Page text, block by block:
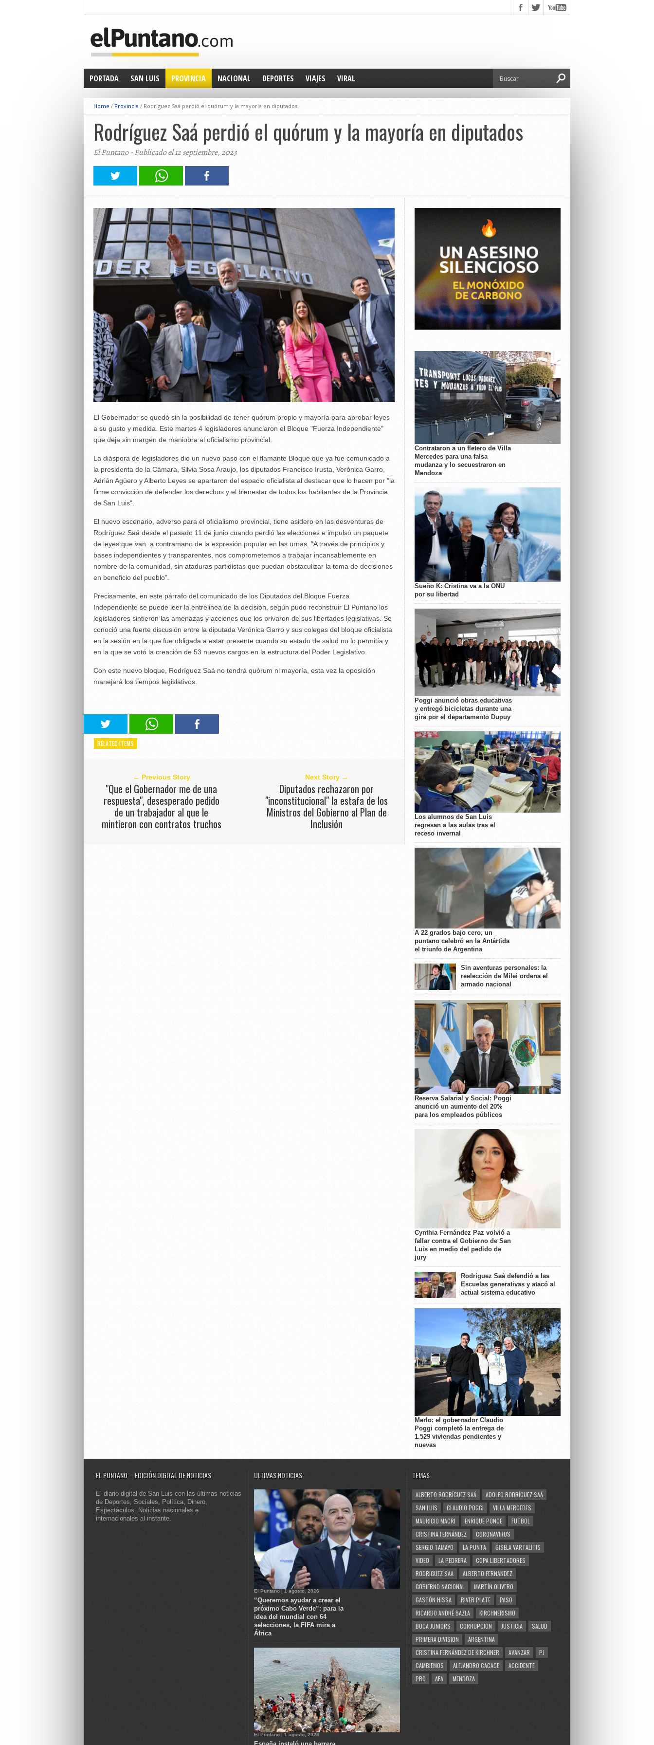
PORTADA SAN LUIS PROVINCIA NACIONAL DEPORTES VIAJES VIRAL
Home / Provincia / Rodríguez Saá perdió el quórum y la mayoría en diputados
Rodríguez Saá perdió el quórum y la mayoría en diputados
El Puntano - Publicado el 12 septiembre, 2023
El Gobernador se quedó sin la posibilidad de tener quórum propio y mayoría para aprobar leyes
a su gusto y medida. Este martes 4 legisladores anunciaron el Bloque "Fuerza Independiente"
que deja sin margen de maniobra al oficialismo provincial.
La diáspora de legisladores dio un nuevo paso con el flamante Bloque que ya fue comunicado a
la presidenta de la Cámara, Silvia Sosa Araujo, los diputados Francisco Irusta, Verónica Garro,
Adrián Agüero y Alberto Leyes se apartaron del espacio oficialista al destacar que lo hacen por "la
firme convicción de defender los derechos y el bienestar de todos los habitantes de la Provincia
de San Luis".
El nuevo escenario, adverso para el oficialismo provincial, tiene asidero en las desventuras de
Rodríguez Saá desde el pasado 11 de junio cuando perdió las elecciones e impulsó un paquete
de leyes que van a contramano de la expresión popular en las urnas. "A través de principios y
bases independientes y transparentes, nos comprometemos a trabajar incansablemente en
nombre de la comunidad, sin ataduras partidistas que puedan obstaculizar la toma de decisiones
en beneficio del pueblo”.
Precisamente, en este párrafo del comunicado de los Diputados del Bloque Fuerza
Independiente se puede leer la entrelinea de la decisión, según pudo reconstruir El Puntano los
legisladores sintieron las amenazas y acciones que los privaron de sus libertades legislativas. Se
conoció una fuerte discusión entre la diputada Verónica Garro y sus colegas del bloque oficialista
en la sesión en la que fue obligada a estar presente cuando su estado de salud no lo permitía y
en la que se votó la creación de 53 nuevos cargos en la estructura del Poder Legislativo.
Con este nuevo bloque, Rodríguez Saá no tendrá quórum ni mayoría, esta vez la oposición
manejará los tiempos legislativos.
RELATED ITEMS
← Previous Story
"Que el Gobernador me de una
respuesta", desesperado pedido
de un trabajador al que le
mintieron con contratos truchos
Next Story →
Diputados rechazaron por
"inconstitucional" la estafa de los
Ministros del Gobierno al Plan de
Inclusión
Contrataron a un fletero de Villa
Mercedes para una falsa
mudanza y lo secuestraron en
Mendoza
Sueño K: Cristina va a la ONU
por su libertad
Poggi anunció obras educativas
y entregó bicicletas durante una
gira por el departamento Dupuy
Los alumnos de San Luis
regresan a las aulas tras el
receso invernal
A 22 grados bajo cero, un
puntano celebró en la Antártida
el triunfo de Argentina
Sin aventuras personales: la
reelección de Milei ordena el
armado nacional
Reserva Salarial y Social: Poggi
anunció un aumento del 20%
para los empleados públicos
Cynthia Fernández Paz volvió a
fallar contra el Gobierno de San
Luis en medio del pedido de
jury
Rodríguez Saá defendió a las
Escuelas generativas y atacó al
actual sistema educativo
Merlo: el gobernador Claudio
Poggi completó la entrega de
1.529 viviendas pendientes y
nuevas
EL PUNTANO – EDICIÓN DIGITAL DE NOTICIAS
El diario digital de San Luis con las últimas noticias
de Deportes, Sociales, Política, Dinero,
Espectáculos. Noticias nacionales e
internacionales al instante.
ULTIMAS NOTICIAS
El Puntano | 1 agosto, 2026
“Queremos ayudar a crear el
próximo Cabo Verde”: para la
idea del mundial con 64
selecciones, la FIFA mira a
África
El Puntano | 1 agosto, 2026
TEMAS
ALBERTO RODRÍGUEZ SAÁ
ADOLFO RODRÍGUEZ SAÁ
SAN LUIS
CLAUDIO POGGI
VILLA MERCEDES
MAURICIO MACRI
ENRIQUE PONCE
FUTBOL
CRISTINA FERNÁNDEZ
CORONAVIRUS
SERGIO TAMAYO
LA PUNTA
GISELA VARTALITIS
VIDEO
LA PEDRERA
COPA LIBERTADORES
RODRIGUEZ SAA
ALBERTO FERNÁNDEZ
GOBIERNO NACIONAL
MARTÍN OLIVERO
GASTÓN HISSA
RIVER PLATE
PASO
RICARDO ANDRÉ BAZLA
KIRCHNERISMO
BOCA JUNIORS
CORRUPCION JUSTICIA
SALUD
PRIMERA DIVISION
ARGENTINA
CRISTINA FERNÁNDEZ DE KIRCHNER
AVANZAR
PJ
CAMBIEMOS
ALEJANDRO CACACE
ACCIDENTE
PRO
AFA MENDOZA